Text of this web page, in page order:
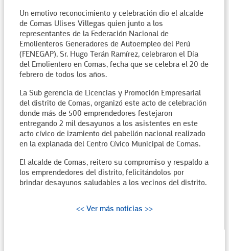
Un emotivo reconocimiento y celebración dio el alcalde
de Comas Ulises Villegas quien junto a los
representantes de la Federación Nacional de
Emolienteros Generadores de Autoempleo del Perú
(FENEGAP), Sr. Hugo Terán Ramírez, celebraron el Día
del Emolientero en Comas, fecha que se celebra el 20 de
febrero de todos los años.
La Sub gerencia de Licencias y Promoción Empresarial
del distrito de Comas, organizó este acto de celebración
donde más de 500 emprendedores festejaron
entregando 2 mil desayunos a los asistentes en este
acto cívico de izamiento del pabellón nacional realizado
en la explanada del Centro Cívico Municipal de Comas.
El alcalde de Comas, reitero su compromiso y respaldo a
los emprendedores del distrito, felicitándolos por
brindar desayunos saludables a los vecinos del distrito.
<< Ver más noticias >>